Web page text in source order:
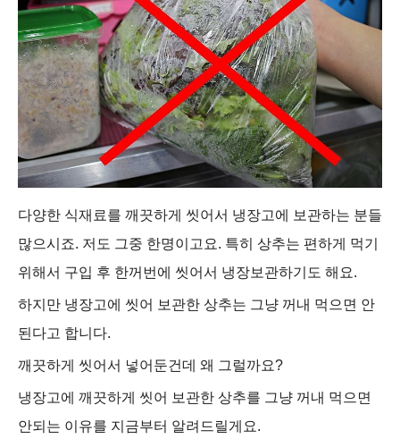
다양한 식재료를 깨끗하게 씻어서 냉장고에 보관하는 분들
많으시죠. 저도 그중 한명이고요. 특히 상추는 편하게 먹기
위해서 구입 후 한꺼번에 씻어서 냉장보관하기도 해요.
하지만 냉장고에 씻어 보관한 상추는 그냥 꺼내 먹으면 안
된다고 합니다.
깨끗하게 씻어서 넣어둔건데 왜 그럴까요?
냉장고에 깨끗하게 씻어 보관한 상추를 그냥 꺼내 먹으면
안되는 이유를 지금부터 알려드릴게요.